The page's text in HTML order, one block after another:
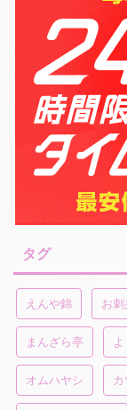
タグ
えんや錦 お
まんざら亭
オムハヤシ